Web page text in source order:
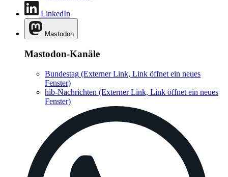
LinkedIn
Mastodon
Mastodon-Kanäle
Bundestag (Externer Link, Link öffnet ein neues
Fenster)
hib-Nachrichten (Externer Link, Link öffnet ein neues
Fenster)